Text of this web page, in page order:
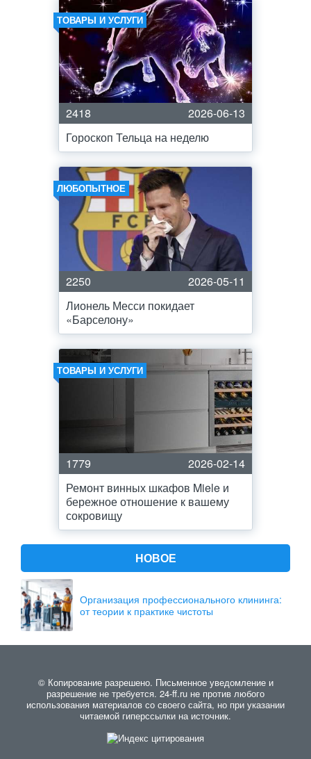
ТОВАРЫ И УСЛУГИ
2418
2026-06-13
Гороскоп Тельца на неделю
ЛЮБОПЫТНОЕ
2250
2026-05-11
Лионель Месси покидает
«Барселону»
ТОВАРЫ И УСЛУГИ
1779
2026-02-14
Ремонт винных шкафов Miele и
бережное отношение к вашему
сокровищу
НОВОЕ
Организация профессионального клининга:
от теории к практике чистоты
© Копирование разрешено. Письменное уведомление и
разрешение не требуется. 24-ff.ru не против любого
использования материалов со своего сайта, но при указании
читаемой гиперссылки на источник.